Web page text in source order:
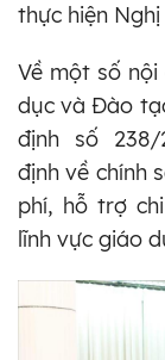
thực hiện
Về một số
dục và Đào
định số 238/
định về chính
phí, hỗ trợ
lĩnh vực giáo